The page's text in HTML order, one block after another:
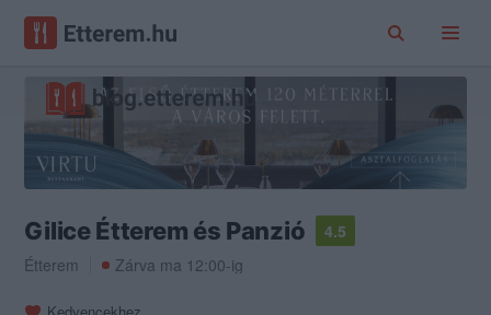
Gilice Étterem és Panzió
4.5
Étterem
Zárva ma 12:00-ig